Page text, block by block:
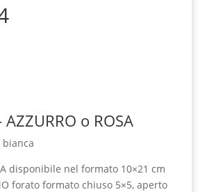
AZZURRO o ROSA
bianca
disponibile nel formato 10×21 cm
forato formato chiuso 5×5, aperto